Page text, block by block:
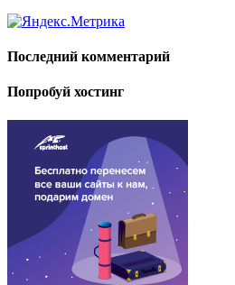
Последний комментарий
Попробуй хостинг